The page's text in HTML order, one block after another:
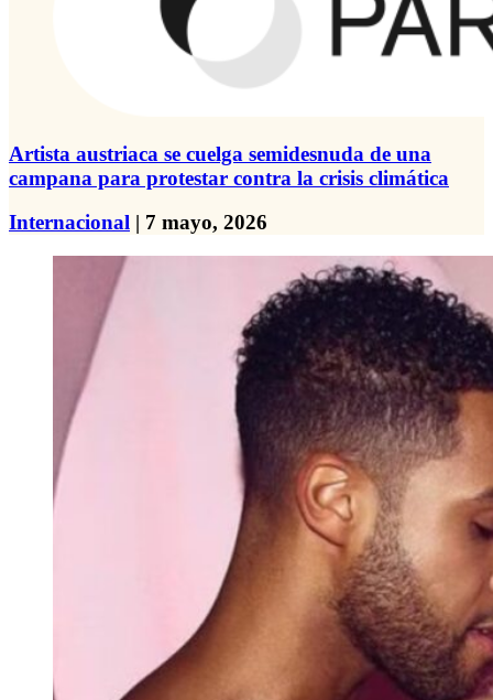
Artista austriaca se cuelga semidesnuda de una
campana para protestar contra la crisis climática
Internacional | 7 mayo, 2026